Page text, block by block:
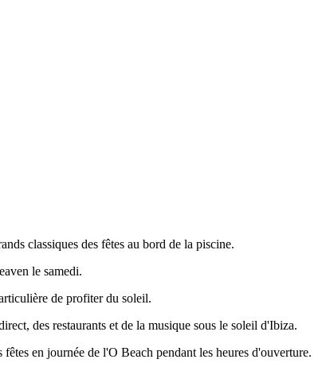
classiques des fêtes au bord de la piscine.
le samedi.
de profiter du soleil.
des restaurants et de la musique sous le soleil d'Ibiza.
en journée de l'O Beach pendant les heures d'ouverture.